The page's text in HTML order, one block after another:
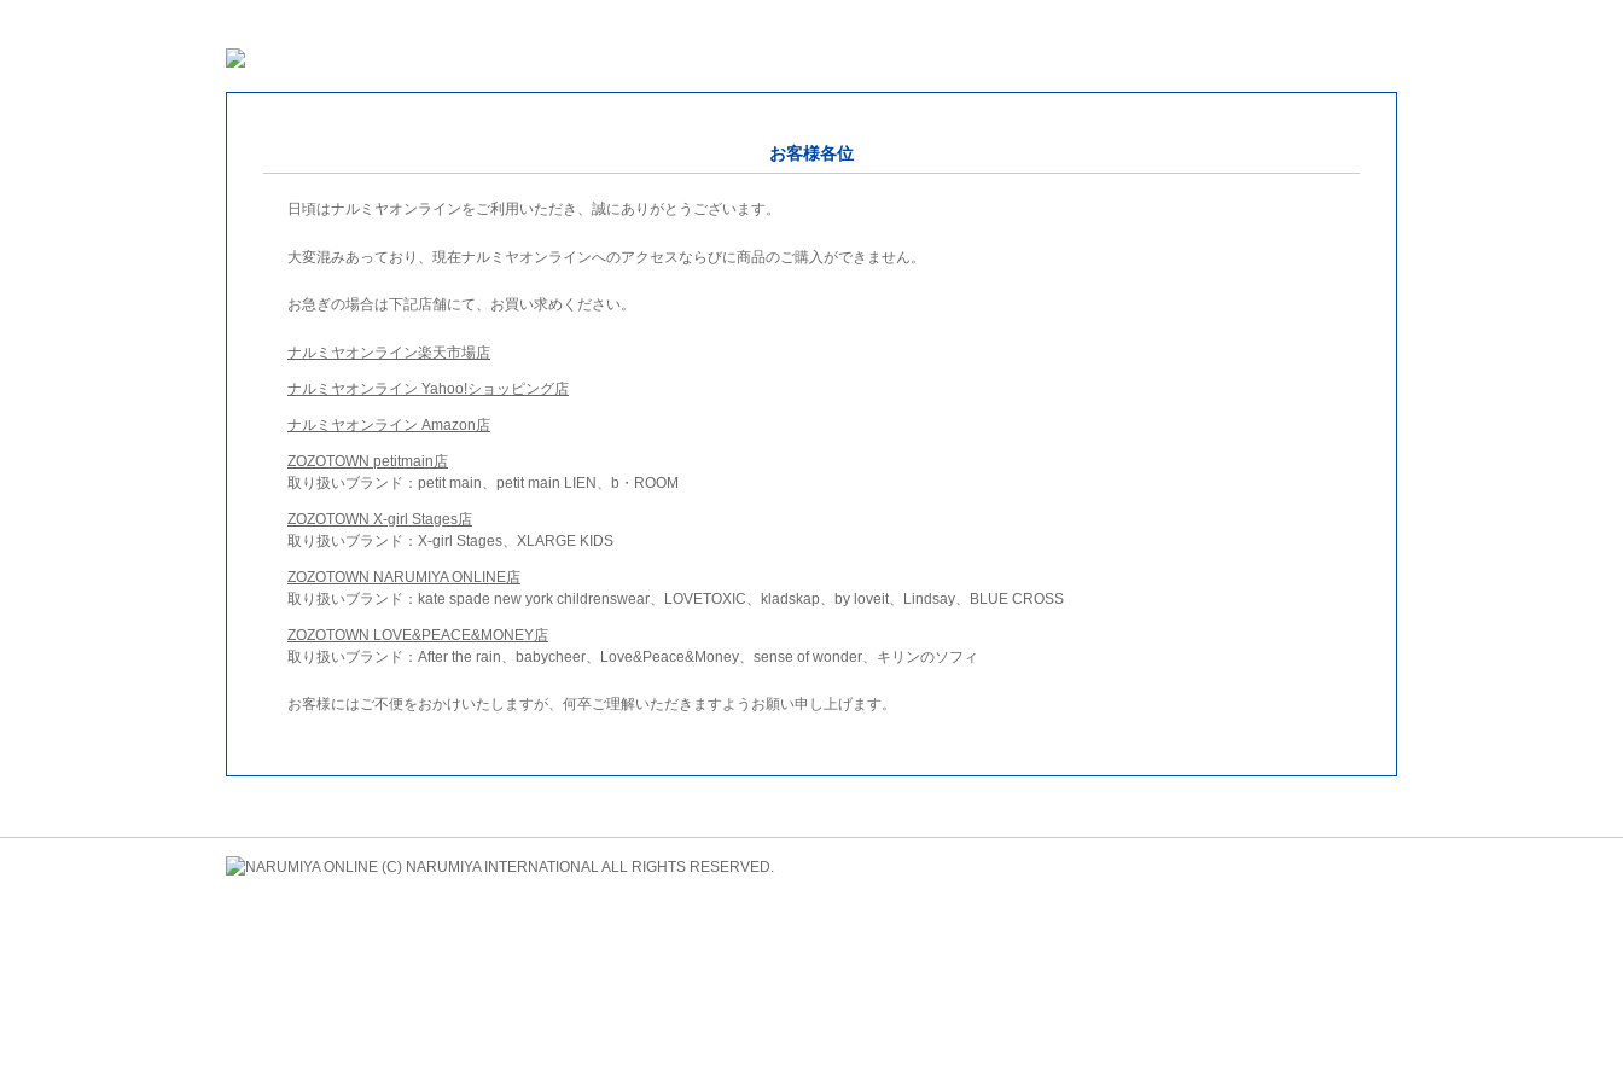
お客様各位
日頃はナルミヤオンラインをご利用いただき、誠にありがとうございます。
大変混みあっており、現在ナルミヤオンラインへのアクセスならびに商品のご購入ができません。
お急ぎの場合は下記店舗にて、お買い求めください。
ナルミヤオンライン楽天市場店
ナルミヤオンライン Yahoo!ショッピング店
ナルミヤオンライン Amazon店
ZOZOTOWN petitmain店
取り扱いブランド：petit main、petit main LIEN、b・ROOM
ZOZOTOWN X-girl Stages店
取り扱いブランド：X-girl Stages、XLARGE KIDS
ZOZOTOWN NARUMIYA ONLINE店
取り扱いブランド：kate spade new york childrenswear、LOVETOXIC、kladskap、by loveit、Lindsay、BLUE CROSS
ZOZOTOWN LOVE&PEACE&MONEY店
取り扱いブランド：After the rain、babycheer、Love&Peace&Money、sense of wonder、キリンのソフィ
お客様にはご不便をおかけいたしますが、何卒ご理解いただきますようお願い申し上げます。